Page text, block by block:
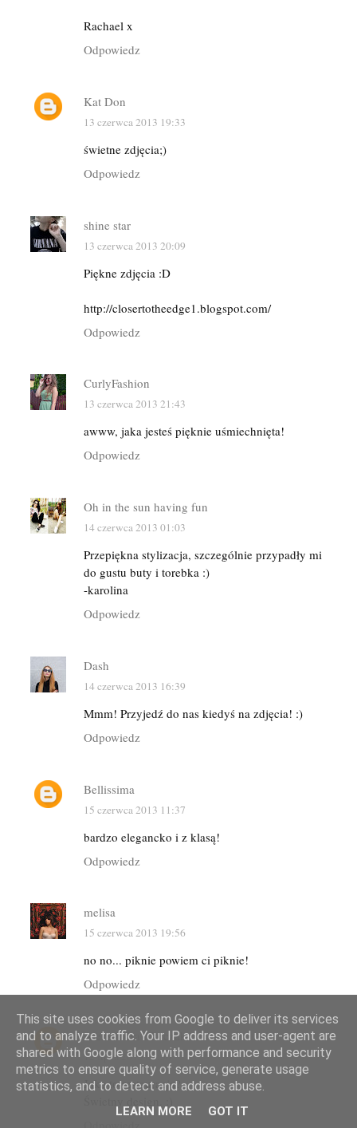
Rachael x
Odpowiedz
Kat Don
13 czerwca 2013 19:33
świetne zdjęcia;)
Odpowiedz
shine star
13 czerwca 2013 20:09
Piękne zdjęcia :D
http://closertotheedge1.blogspot.com/
Odpowiedz
CurlyFashion
13 czerwca 2013 21:43
awww, jaka jesteś pięknie uśmiechnięta!
Odpowiedz
Oh in the sun having fun
14 czerwca 2013 01:03
Przepiękna stylizacja, szczególnie przypadły mi
do gustu buty i torebka :)
-karolina
Odpowiedz
Dash
14 czerwca 2013 16:39
Mmm! Przyjedź do nas kiedyś na zdjęcia! :)
Odpowiedz
Bellissima
15 czerwca 2013 11:37
bardzo elegancko i z klasą!
Odpowiedz
melisa
15 czerwca 2013 19:56
no no... piknie powiem ci piknie!
Odpowiedz
Aleksandra Marczak
12 lipca 2013 09:56
Jaka to restauracja?
This site uses cookies from Google to deliver its services
and to analyze traffic. Your IP address and user-agent are
shared with Google along with performance and security
metrics to ensure quality of service, generate usage
statistics, and to detect and address abuse.
LEARN MORE GOT IT